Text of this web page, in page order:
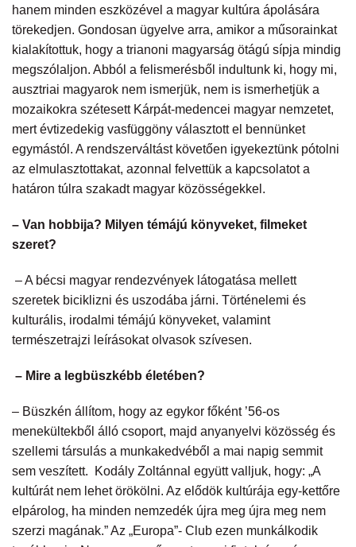
hanem minden eszközével a magyar kultúra ápolására
törekedjen. Gondosan ügyelve arra, amikor a műsorainkat
kialakítottuk, hogy a trianoni magyarság ötágú sípja mindig
megszólaljon. Abból a felismerésből indultunk ki, hogy mi,
ausztriai magyarok nem ismerjük, nem is ismerhetjük a
mozaikokra szétesett Kárpát-medencei magyar nemzetet,
mert évtizedekig vasfüggöny választott el bennünket
egymástól. A rendszerváltást követően igyekeztünk pótolni
az elmulasztottakat, azonnal felvettük a kapcsolatot a
határon túlra szakadt magyar közösségekkel.
– Van hobbija? Milyen témájú könyveket, filmeket
szeret?
– A bécsi magyar rendezvények látogatása mellett
szeretek biciklizni és uszodába járni. Történelemi és
kulturális, irodalmi témájú könyveket, valamint
természetrajzi leírásokat olvasok szívesen.
– Mire a legbüszkébb életében?
– Büszkén állítom, hogy az egykor főként ’56-os
menekültekből álló csoport, majd anyanyelvi közösség és
szellemi társulás a munkakedvéből a mai napig semmit
sem veszített. Kodály Zoltánnal együtt valljuk, hogy: „A
kultúrát nem lehet örökölni. Az elődök kultúrája egy-kettőre
elpárolog, ha minden nemzedék újra meg újra meg nem
szerzi magának.” Az „Europa”- Club ezen munkálkodik